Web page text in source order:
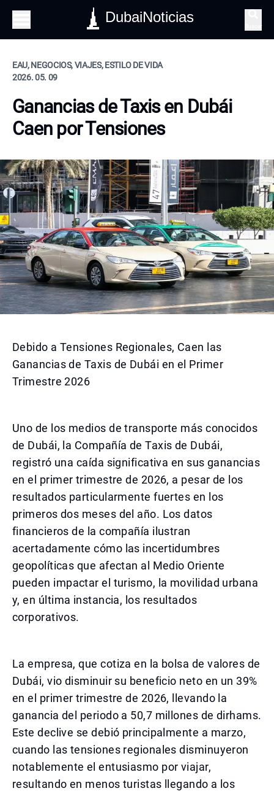
DubaiNoticias
EAU, NEGOCIOS, VIAJES, ESTILO DE VIDA
2026. 05. 09
Ganancias de Taxis en Dubái
Caen por Tensiones
Debido a Tensiones Regionales, Caen las
Ganancias de Taxis de Dubái en el Primer
Trimestre 2026
Uno de los medios de transporte más conocidos
de Dubái, la Compañía de Taxis de Dubái,
registró una caída significativa en sus ganancias
en el primer trimestre de 2026, a pesar de los
resultados particularmente fuertes en los
primeros dos meses del año. Los datos
financieros de la compañía ilustran
acertadamente cómo las incertidumbres
geopolíticas que afectan al Medio Oriente
pueden impactar el turismo, la movilidad urbana
y, en última instancia, los resultados
corporativos.
La empresa, que cotiza en la bolsa de valores de
Dubái, vio disminuir su beneficio neto en un 39%
en el primer trimestre de 2026, llevando la
ganancia del periodo a 50,7 millones de dirhams.
Este declive se debió principalmente a marzo,
cuando las tensiones regionales disminuyeron
notablemente el entusiasmo por viajar,
resultando en menos turistas llegando a los